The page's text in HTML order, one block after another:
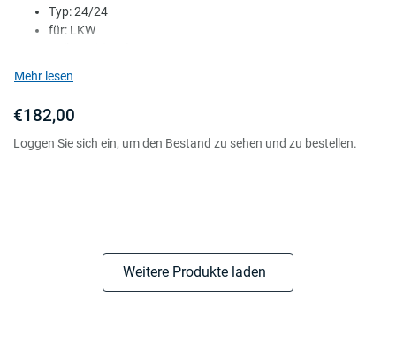
Typ: 24/24
für: LKW
Anschlüsse: M22 + M16 adapter
Mehr lesen
€182,00
Loggen Sie sich ein, um den Bestand zu sehen und zu bestellen.
Weitere Produkte laden